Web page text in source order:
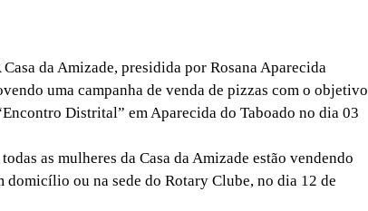
Casa da Amizade, presidida por Rosana Aparecida
uma campanha de venda de pizzas com o objetivo
Distrital” em Aparecida do Taboado no dia 03
as mulheres da Casa da Amizade estão vendendo
domicílio ou na sede do Rotary Clube, no dia 12 de